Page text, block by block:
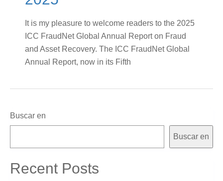
It is my pleasure to welcome readers to the 2025
ICC FraudNet Global Annual Report on Fraud
and Asset Recovery. The ICC FraudNet Global
Annual Report, now in its Fifth
Buscar en
Buscar en
Recent Posts